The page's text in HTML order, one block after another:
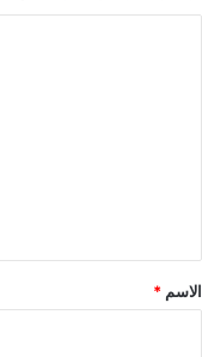
*
الاسم *